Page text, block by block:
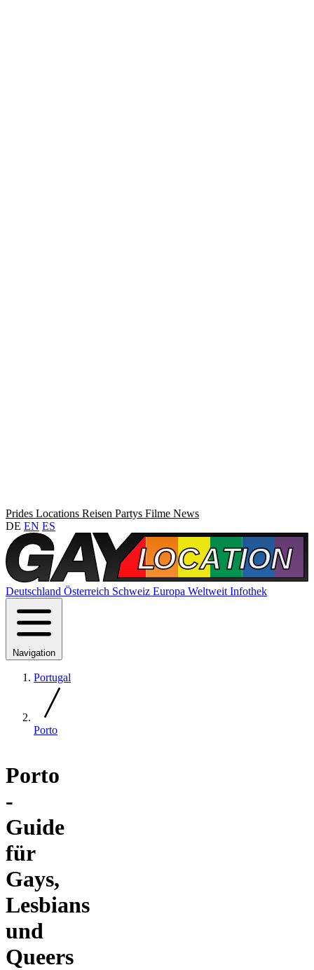
Prides Locations Reisen Partys Filme News
DE EN ES
Deutschland Österreich Schweiz Europa Weltweit Infothek
Navigation
Portugal
Porto
Porto
-
Guide
für
Gays,
Lesbians
und
Queers